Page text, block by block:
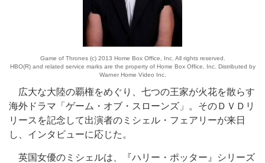
Game of Thrones (c) 2013 Home Box Office, Inc. All rights reserved.
HBO(R) and related service marks are the property of Home Box Office, Inc. Distributed by
Warner Home Video Inc.
広大な大陸の覇権をめぐり、七つの王家が火花を散らす
海外ドラマ「ゲーム・オブ・スローンズ」。そのＤＶＤリ
リースを記念して出演者のミシェル・フェアリーが来日
し、インタビューに応じた。
英国女優のミシェルは、『ハリー・ポッター』シリーズ